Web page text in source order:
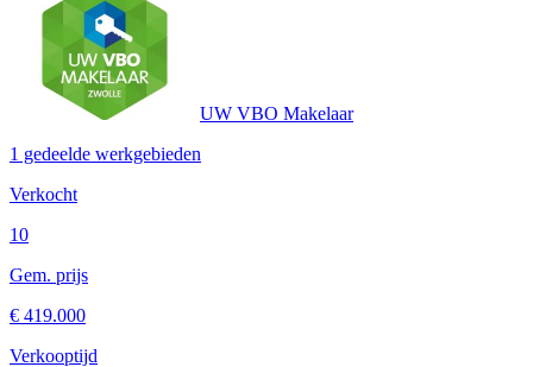
UW VBO Makelaar
1 gedeelde werkgebieden
Verkocht
10
Gem. prijs
€ 419.000
Verkooptijd